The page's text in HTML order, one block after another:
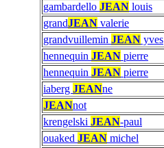
gambardello JEAN louis
grandJEAN valerie
grandvuillemin JEAN yves
hennequin JEAN pierre
hennequin JEAN pierre
iaberg JEANne
JEANnot
krengelski JEAN-paul
ouaked JEAN michel